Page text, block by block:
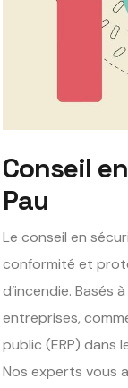
Conseil
Pau
Le conseil en
conformité et
d’incendie. Basés
entreprises,
public (ERP) dans
Nos experts vous